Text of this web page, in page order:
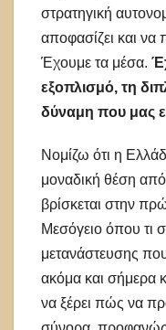
στρατηγική
αποφασίζει και να
Έχουμε τα μέσα.
εξοπλισμό, τη
δύναμη που μας
Νομίζω ότι η
μοναδική θέση
βρίσκεται στην
Μεσόγειο όπου τι
μετανάστευσης
ακόμα και σήμερα
να ξέρει πώς να